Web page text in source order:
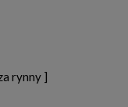
rynny ]